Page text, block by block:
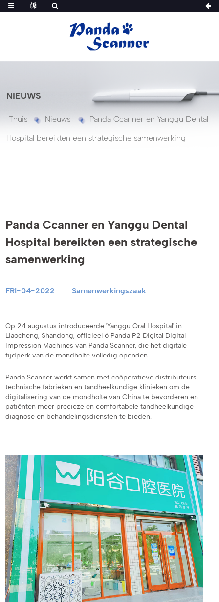
NIEUWS
Thuis Nieuws Panda Ccanner en Yanggu Dental
Hospital bereikten een strategische samenwerking
Panda Ccanner en Yanggu Dental
Hospital bereikten een strategische
samenwerking
FRI-04-2022 Samenwerkingszaak
Op 24 augustus introduceerde 'Yanggu Oral Hospital' in
Liaocheng, Shandong, officieel 6 Panda P2 Digital Digital
Impression Machines van Panda Scanner, die het digitale
tijdperk van de mondholte volledig openden.
Panda Scanner werkt samen met coöperatieve distributeurs,
technische fabrieken en tandheelkundige klinieken om de
digitalisering van de mondholte van China te bevorderen en
patiënten meer precieze en comfortabele tandheelkundige
diagnose en behandelingsdiensten te bieden.